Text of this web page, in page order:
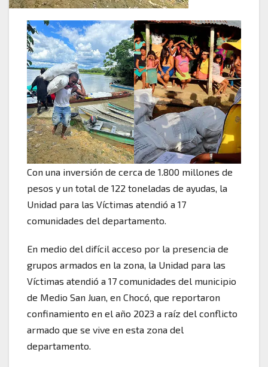
Con una inversión de cerca de 1.800 millones de
pesos y un total de 122 toneladas de ayudas, la
Unidad para las Víctimas atendió a 17
comunidades del departamento.
En medio del difícil acceso por la presencia de
grupos armados en la zona, la Unidad para las
Víctimas atendió a 17 comunidades del municipio
de Medio San Juan, en Chocó, que reportaron
confinamiento en el año 2023 a raíz del conflicto
armado que se vive en esta zona del
departamento.